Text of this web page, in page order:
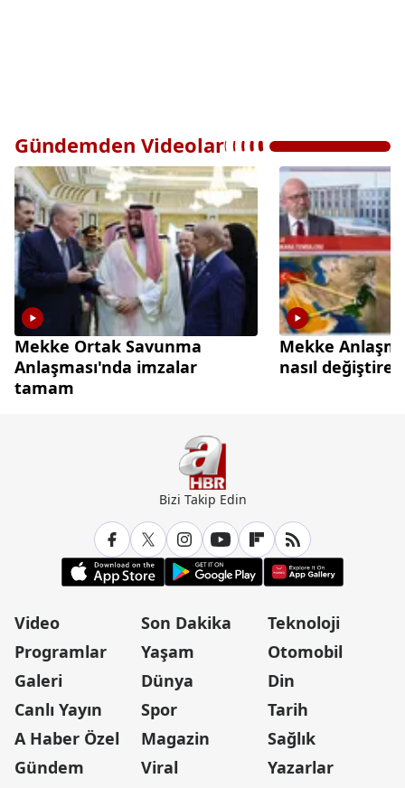
Gündemden Videolar
Mekke Ortak Savunma
Anlaşması'nda imzalar
tamam
Mekke
nasıl
Bizi Takip Edin
Video
Programlar
Galeri
Canlı Yayın
A Haber Özel
Gündem
Son Dakika
Yaşam
Dünya
Spor
Magazin
Viral
Teknoloji
Otomobil
Din
Tarih
Sağlık
Yazarlar